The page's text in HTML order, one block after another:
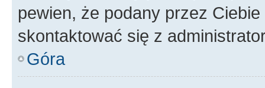
pewien, że podany przez
skontaktować się z
Góra